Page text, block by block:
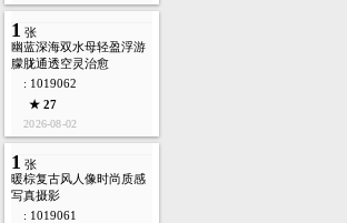
1 张
幽蓝深海双水母轻盈浮游
朦胧通透空灵治愈
: 1019062
★ 27
2026-08-02
1 张
暖棕复古风人像时尚质感
写真摄影
: 1019061